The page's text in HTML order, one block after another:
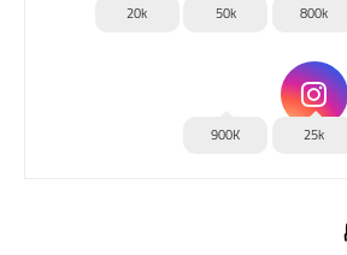
800k
50k
20k
25k
900K